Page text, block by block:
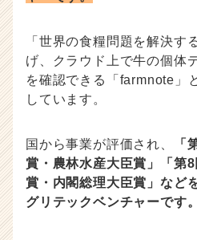
「世界の食糧問題を解決す
げ、クラウド上で牛の個体
を確認できる「farmnote」
しています。
国から事業が評価され、
「
賞・農林水産大臣賞」「第
賞・内閣総理大臣賞」など
グリテックベンチャーです。